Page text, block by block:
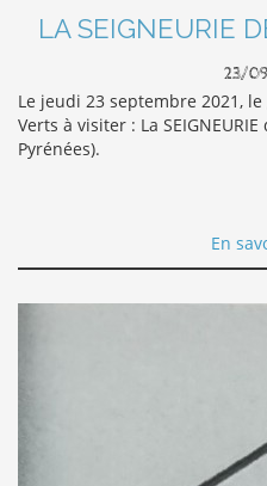
LA SEIGNEURIE
23/
Le jeudi 23 septembre 2021,
Verts à visiter : La
Pyrénées).
En